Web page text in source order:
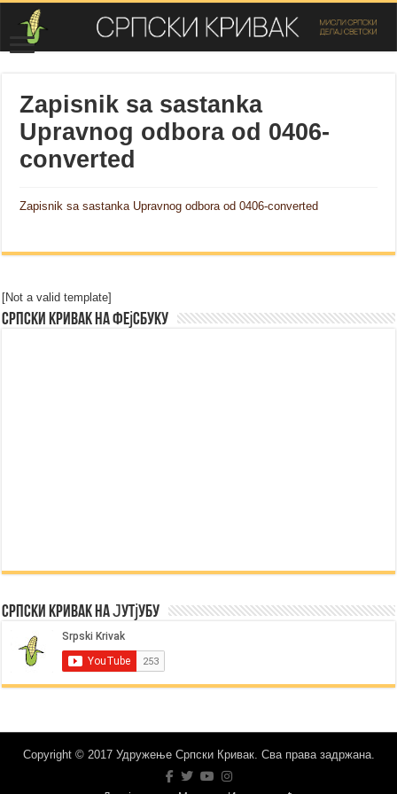
Zapisnik sa sastanka
Upravnog odbora od 0406-
converted
Zapisnik sa sastanka Upravnog odbora od 0406-converted
[Not a valid template]
Српски Кривак на Фејсбуку
Српски Кривак на Јутјубу
Copyright © 2017 Удружење Српски Кривак. Сва права задржана.